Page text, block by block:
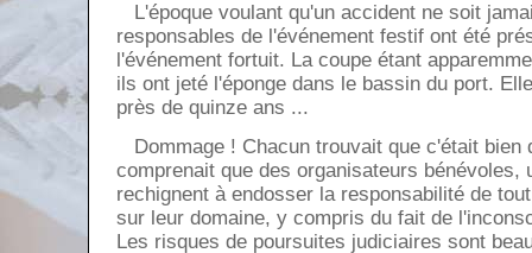
L'époque voulant qu'un accident ne soit
responsables de l'événement festif ont été
l'événement fortuit. La coupe étant
ils ont jeté l'éponge dans le bassin du port.
près de quinze ans ...
Dommage ! Chacun trouvait que c'était bien
comprenait que des organisateurs bénévoles,
rechignent à endosser la responsabilité de
sur leur domaine, y compris du fait de
Les risques de poursuites judiciaires sont